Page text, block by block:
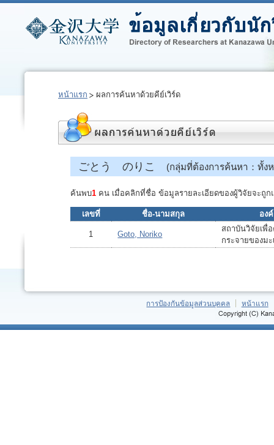
หน้าแรก ผลการค้นหาด้วยคีย์เวิร์ด
ごとう のりこ (กลุ่มที่ต้องการค้นหา：ทั้ง
ค้นพบ1 คน เมื่อคลิกที่ชื่อ ข้อมูลรายละเอียดของผู้วิจัยจะถูก
เลขที่ ชื่อ-นามสกุล อง
1 Goto, Noriko
สถาบันวิจัยเพื่
กระจายของมะ
การป้องกันข้อมูลส่วนบุคคล หน้าแรก